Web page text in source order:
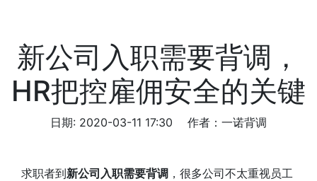
新公司入职需要背调，
HR把控雇佣安全的关键
日期: 2020-03-11 17:30 作者：一诺背调
求职者到新公司入职需要背调 ，很多公司不太重视员工